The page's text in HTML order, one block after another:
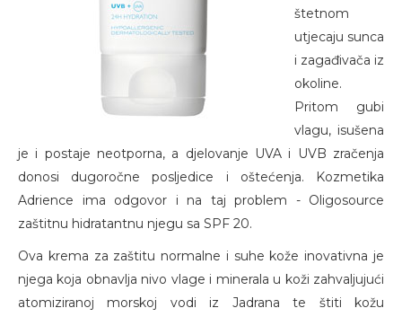
štetnom
utjecaju sunca
i zagađivača iz
okoline.
Pritom gubi
vlagu, isušena
je i postaje neotporna, a djelovanje UVA i UVB zračenja
donosi dugoročne posljedice i oštećenja. Kozmetika
Adrience ima odgovor i na taj problem - Oligosource
zaštitnu hidratantnu njegu sa SPF 20.
Ova krema za zaštitu normalne i suhe kože inovativna je
njega koja obnavlja nivo vlage i minerala u koži zahvaljujući
atomiziranoj morskoj vodi iz Jadrana te štiti kožu